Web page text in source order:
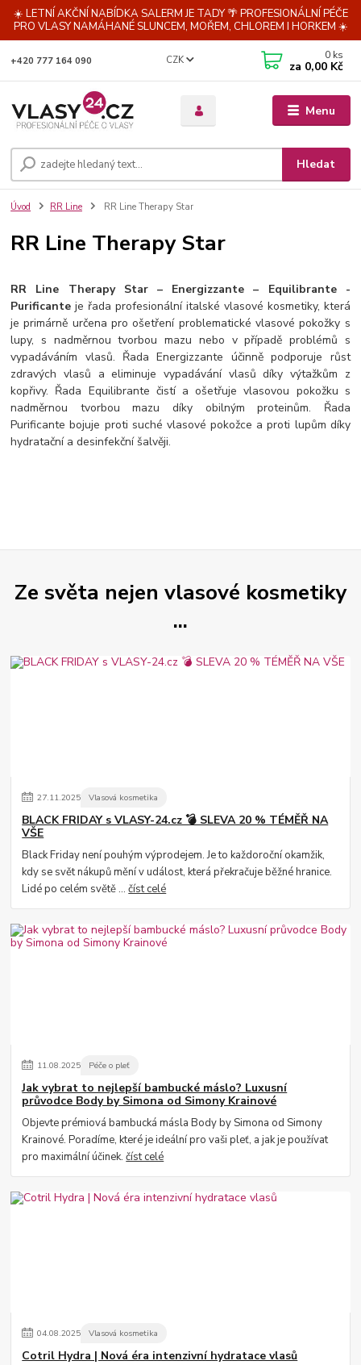
☀️ LETNÍ AKČNÍ NABÍDKA SALERM JE TADY 🌴 PROFESIONÁLNÍ PÉČE
PRO VLASY NAMÁHANÉ SLUNCEM, MOŘEM, CHLOREM I HORKEM ☀️
Menu
CZK
Hledat
+420 777 164 090 0 ks
za 0,00 Kč
Úvod RR Line RR Line Therapy Star
RR Line Therapy Star
RR Line Therapy Star – Energizzante – Equilibrante -
Purificante je řada profesionální italské vlasové kosmetiky, která
je primárně určena pro ošetření problematické vlasové pokožky s
lupy, s nadměrnou tvorbou mazu nebo v případě problémů s
vypadáváním vlasů. Řada Energizzante účinně podporuje růst
zdravých vlasů a eliminuje vypadávání vlasů díky výtažkům z
kopřivy. Řada Equilibrante čistí a ošetřuje vlasovou pokožku s
nadměrnou tvorbou mazu díky obilným proteinům. Řada
Purificante bojuje proti suché vlasové pokožce a proti lupům díky
hydratační a desinfekční šalvěji.
Ze světa nejen vlasové kosmetiky
...
27.11.2025 Vlasová kosmetika
BLACK FRIDAY s VLASY-24.cz 💣 SLEVA 20 % TÉMĚŘ NA
VŠE
Black Friday není pouhým výprodejem. Je to každoroční okamžik,
kdy se svět nákupů mění v událost, která překračuje běžné hranice.
Lidé po celém světě ...číst celé
11.08.2025 Péče o pleť
Jak vybrat to nejlepší bambucké máslo? Luxusní
průvodce Body by Simona od Simony Krainové
Objevte prémiová bambucká másla Body by Simona od Simony
Krainové. Poradíme, které je ideální pro vaši pleť, a jak je používat
pro maximální účinek.číst celé
04.08.2025 Vlasová kosmetika
Cotril Hydra | Nová éra intenzivní hydratace vlasů